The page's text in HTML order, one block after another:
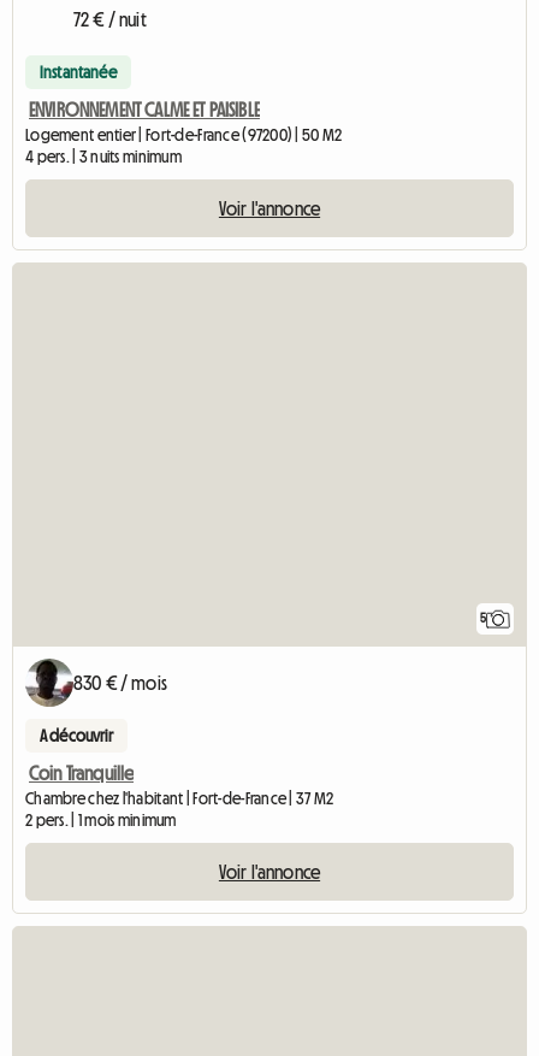
72 € / nuit
Instantanée
ENVIRONNEMENT CALME ET PAISIBLE
Logement entier | Fort-de-France (97200) | 50 M2
4 pers. | 3 nuits minimum
Voir l'annonce
5
830 € / mois
A découvrir
Coin Tranquille
Chambre chez l'habitant | Fort-de-France | 37 M2
2 pers. | 1 mois minimum
Voir l'annonce